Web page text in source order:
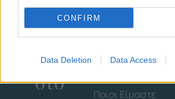
CONFIRM
Data Deletion Data Access
Εγγράψου
στο
Εταιρεία
Ποιοι Είμαστε